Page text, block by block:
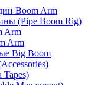
Boom Arm
(Pipe Boom Rig)
Arm
Arm
Big Boom